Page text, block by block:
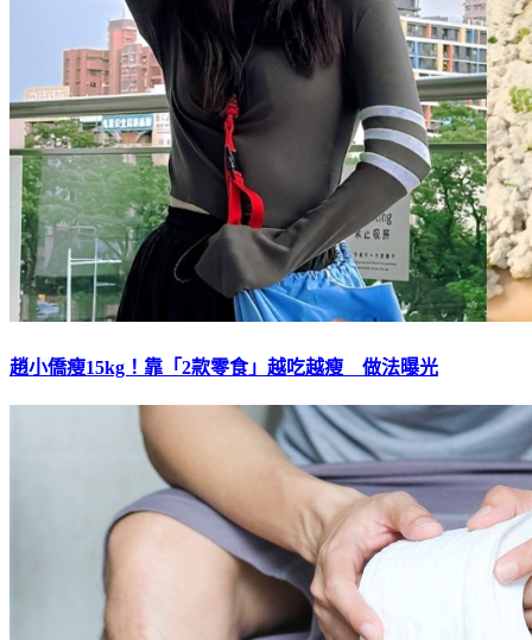
趙小僑瘦15kg！靠「2款零食」越吃越瘦 做法曝光